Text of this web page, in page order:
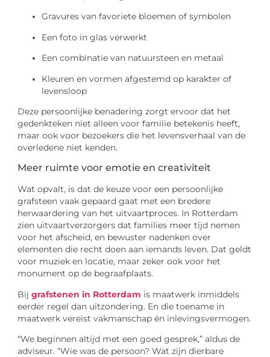
Gravures van favoriete bloemen of symbolen
Een foto in glas verwerkt
Een combinatie van natuursteen en metaal
Kleuren en vormen afgestemd op karakter of
levensloop
Deze persoonlijke benadering zorgt ervoor dat het
gedenkteken niet alleen voor familie betekenis heeft,
maar ook voor bezoekers die het levensverhaal van de
overledene niet kenden.
Meer ruimte voor emotie en creativiteit
Wat opvalt, is dat de keuze voor een persoonlijke
grafsteen vaak gepaard gaat met een bredere
herwaardering van het uitvaartproces. In Rotterdam
zien uitvaartverzorgers dat families meer tijd nemen
voor het afscheid, en bewuster nadenken over
elementen die recht doen aan iemands leven. Dat geldt
voor muziek en locatie, maar zeker ook voor het
monument op de begraafplaats.
Bijgrafstenen in Rotterdam is maatwerk inmiddels
eerder regel dan uitzondering. En die toename in
maatwerk vereist vakmanschap én inlevingsvermogen.
“We beginnen altijd met een goed gesprek,” aldus de
adviseur. “Wie was de persoon? Wat zijn dierbare